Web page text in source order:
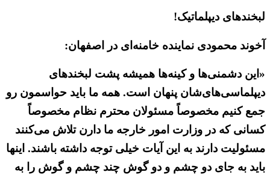
لبخندهای دیپلماتیک!
آخوند محمودی نماینده خامنه‌ای در اصفهان:
«این دشمنی‌ها و کینه‌ها همیشه پشت لبخند‌های
دیپلماسی‌های‌شان پنهان است. همه ما باید حواسمون رو
جمع کنیم مخصوصاً مسئولان محترم نظام مخصوصاً
کسانی که در وزارت امور خارجه ما دارن تلاش می‌کنند
مسئولیت دارند به این آیات خیلی توجه داشته باشند. اینها
باید به جای دو چشم و دو گوش چند چشم و گوش را به